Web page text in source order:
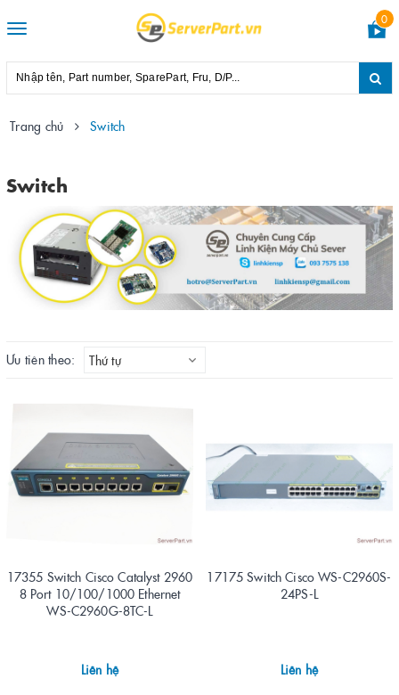
Toggle
0
Trang chủ Switch
Switch
Ưu tiên theo: Thứ tự
17355 Switch Cisco Catalyst 2960
8 Port 10/100/1000 Ethernet
WS-C2960G-8TC-L
Liên hệ
17175 Switch Cisco WS-C2960S-
24PS-L
Liên hệ